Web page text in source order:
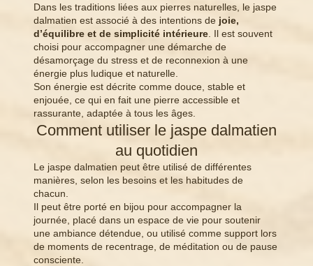
Dans les traditions liées aux pierres naturelles, le jaspe
dalmatien est associé à des intentions de joie,
d’équilibre et de simplicité intérieure . Il est souvent
choisi pour accompagner une démarche de
désamorçage du stress et de reconnexion à une
énergie plus ludique et naturelle.
Son énergie est décrite comme douce, stable et
enjouée, ce qui en fait une pierre accessible et
rassurante, adaptée à tous les âges.
Comment utiliser le jaspe dalmatien
au quotidien
Le jaspe dalmatien peut être utilisé de différentes
manières, selon les besoins et les habitudes de
chacun.
Il peut être porté en bijou pour accompagner la
journée, placé dans un espace de vie pour soutenir
une ambiance détendue, ou utilisé comme support lors
de moments de recentrage, de méditation ou de pause
consciente.